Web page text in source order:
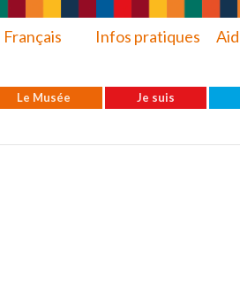
Français Infos pratiques
Le Musée Je suis